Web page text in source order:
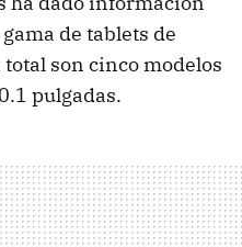
de tablets de
son cinco modelos
pulgadas.